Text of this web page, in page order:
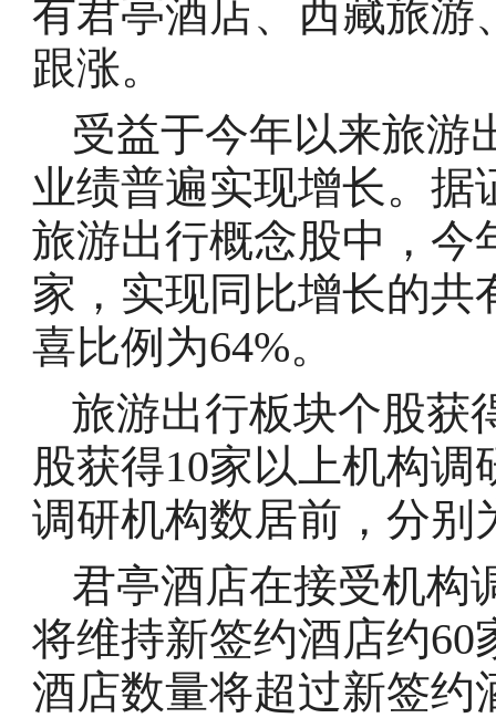
有君亭酒店、西藏旅游
跟涨。
受益于今年以来旅游
业绩普遍实现增长。据
旅游出行概念股中，今
家，实现同比增长的共
喜比例为64%。
旅游出行板块个股获
股获得10家以上机构
调研机构数居前，分别
君亭酒店在接受机构
将维持新签约酒店约
酒店数量将超过新签约